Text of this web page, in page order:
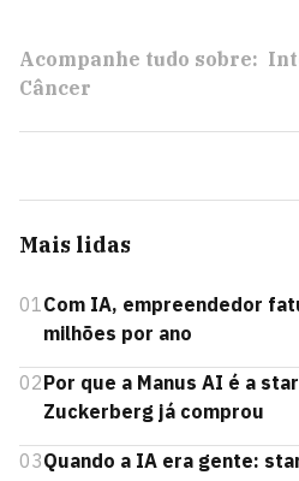
Acompanhe tudo sobre:
Câncer
Mais lidas
01Com IA, empreendedor
milhões por ano
02Por que a Manus AI é a
Zuckerberg já comprou
03Quando a IA era gente: